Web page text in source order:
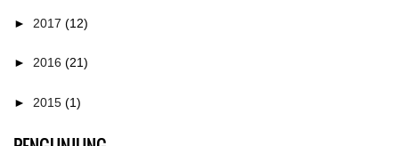
► 2017 (12)
► 2016 (21)
► 2015 (1)